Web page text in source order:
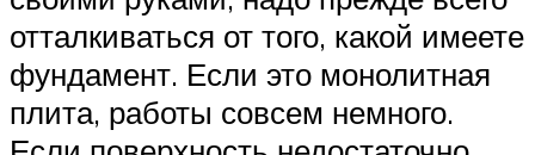
отталкиваться от того, какой имеете
фундамент. Если это монолитная
плита, работы совсем немного.